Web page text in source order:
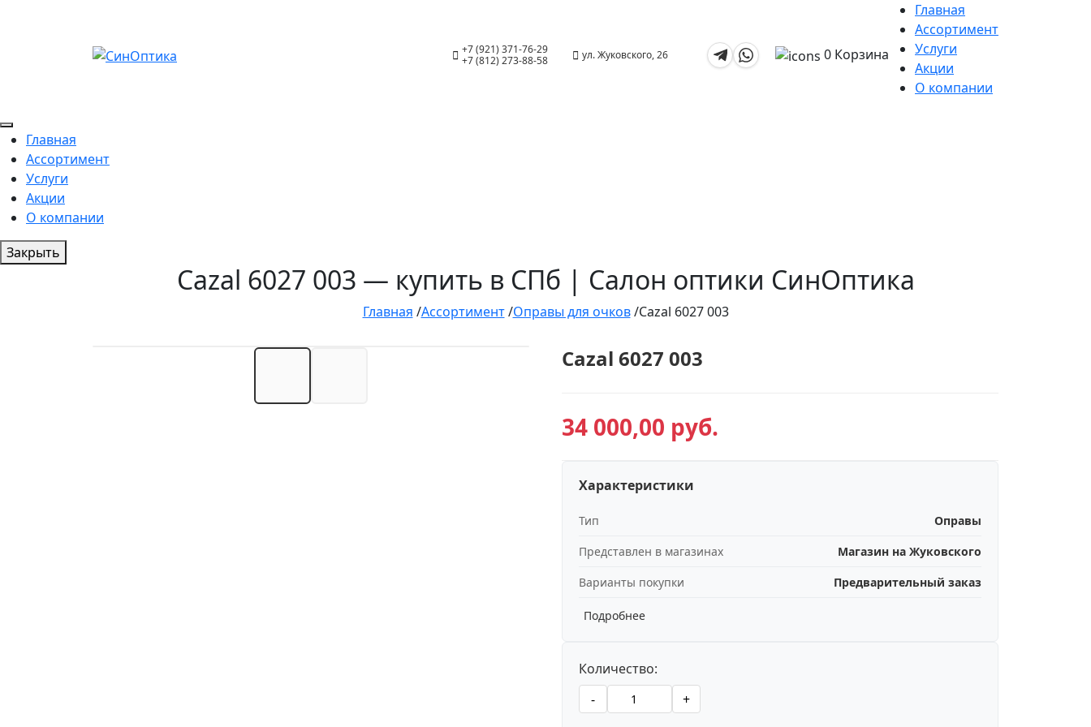
+7 (921) 371-76-29
+7 (812) 273-88-58
ул. Жуковского, 26 0 Корзина
Главная
Ассортимент
Услуги
Акции
О компании
Главная
Ассортимент
Услуги
Акции
О компании
Закрыть
Cazal 6027 003 — купить в СПб | Салон оптики СинОптика
Главная /Ассортимент /Оправы для очков /Cazal 6027 003
Cazal 6027 003
34 000,00 руб.
Характеристики
Тип
Оправы
Представлен в магазинах
Магазин на Жуковского
Варианты покупки
Предварительный заказ
Подробнее
Количество:
-
+